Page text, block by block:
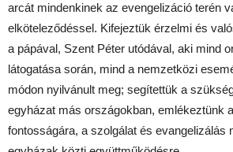
arcát mindenkinek az evengelizáció terén
elköteleződéssel. Kifejeztük érzelmi és
a pápával, Szent Péter utódával, aki mind
látogatása során, mind a nemzetközi
módon nyilvánult meg; segítettük a
egyházat más országokban, emlékeztünk
fontosságára, a szolgálat és evangelizálás